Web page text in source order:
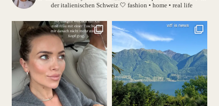
der italienischen Schweiz 🤍 fashion • home • real life